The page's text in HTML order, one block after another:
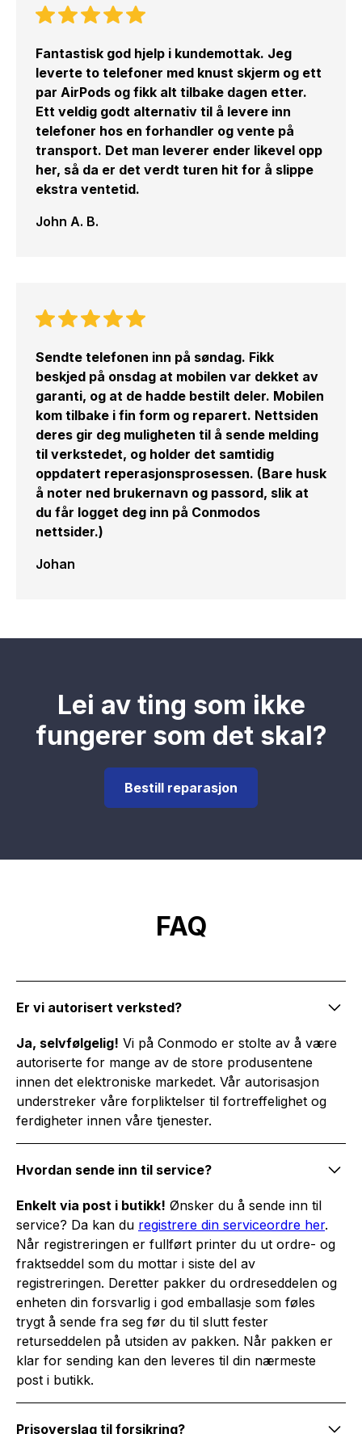
Fantastisk god hjelp i kundemottak. Jeg
leverte to telefoner med knust skjerm og ett
par AirPods og fikk alt tilbake dagen etter.
Ett veldig godt alternativ til å levere inn
telefoner hos en forhandler og vente på
transport. Det man leverer ender likevel opp
her, så da er det verdt turen hit for å slippe
ekstra ventetid.
John A. B.
Sendte telefonen inn på søndag. Fikk
beskjed på onsdag at mobilen var dekket av
garanti, og at de hadde bestilt deler. Mobilen
kom tilbake i fin form og reparert. Nettsiden
deres gir deg muligheten til å sende melding
til verkstedet, og holder det samtidig
oppdatert reperasjonsprosessen. (Bare husk
å noter ned brukernavn og passord, slik at
du får logget deg inn på Conmodos
nettsider.)
Johan
Lei av ting som ikke
fungerer som det skal?
Bestill reparasjon
FAQ
Er vi autorisert verksted?
Ja, selvfølgelig! Vi på Conmodo er stolte av å være
autoriserte for mange av de store produsentene
innen det elektroniske markedet. Vår autorisasjon
understreker våre forpliktelser til fortreffelighet og
ferdigheter innen våre tjenester.
Hvordan sende inn til service?
Enkelt via post i butikk! Ønsker du å sende inn til
service? Da kan du registrere din serviceordre her.
Når registreringen er fullført printer du ut ordre- og
fraktseddel som du mottar i siste del av
registreringen. Deretter pakker du ordreseddelen og
enheten din forsvarlig i god emballasje som føles
trygt å sende fra seg før du til slutt fester
returseddelen på utsiden av pakken. Når pakken er
klar for sending kan den leveres til din nærmeste
post i butikk.
Prisoverslag til forsikring?